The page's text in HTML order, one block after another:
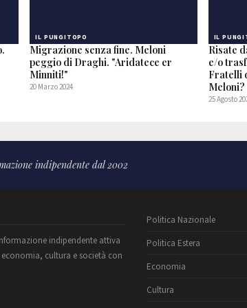
IL PUNGITOPO
Migrazione senza fine. Meloni
peggio di Draghi. "Aridatece er
Minniti!"
20 Marzo 2024
IL
Risate
e/o
Fratelli
Meloni?
25 Agosto
indipendente dal 2002
indipendente attiva
cultura e società con
Politica Nazionale
Politica Estera
Economia
Cultura